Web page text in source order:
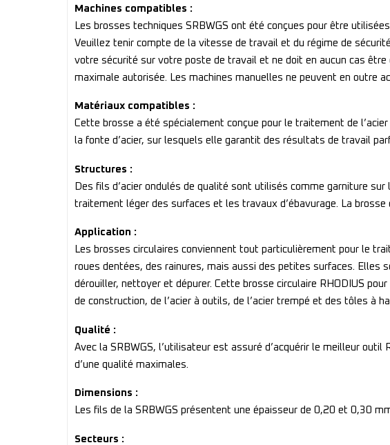
Machines compatibles :
Les brosses techniques SRBWGS ont été conçues pour être
Veuillez tenir compte de la vitesse de travail et du régime de
votre sécurité sur votre poste de travail et ne doit en aucun cas
maximale autorisée. Les machines manuelles ne peuvent en outre
Matériaux compatibles :
Cette brosse a été spécialement conçue pour le traitement de
la fonte d’acier, sur lesquels elle garantit des résultats de travail
Structures :
Des fils d’acier ondulés de qualité sont utilisés comme garniture
traitement léger des surfaces et les travaux d’ébavurage. La
Application :
Les brosses circulaires conviennent tout particulièrement pour le
roues dentées, des rainures, mais aussi des petites surfaces. Elles
dérouiller, nettoyer et dépurer. Cette brosse circulaire RHODIUS
de construction, de l’acier à outils, de l’acier trempé et des tôles à
Qualité :
Avec la SRBWGS, l’utilisateur est assuré d’acquérir le meilleur
d’une qualité maximales.
Dimensions :
Les fils de la SRBWGS présentent une épaisseur de 0,20 et 0,30
Secteurs :